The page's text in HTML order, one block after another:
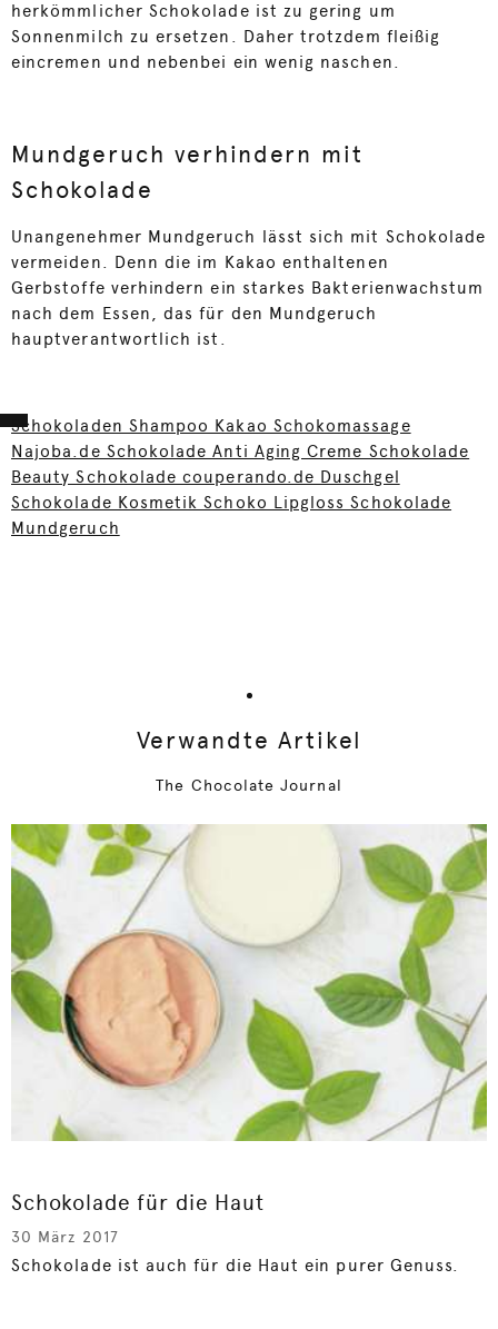
herkömmlicher Schokolade ist zu gering um
Sonnenmilch zu ersetzen. Daher trotzdem fleißig
eincremen und nebenbei ein wenig naschen.
Mundgeruch verhindern mit
Schokolade
Unangenehmer Mundgeruch lässt sich mit Schokolade
vermeiden. Denn die im Kakao enthaltenen
Gerbstoffe verhindern ein starkes Bakterienwachstum
nach dem Essen, das für den Mundgeruch
hauptverantwortlich ist.
Schokoladen Shampoo Kakao Schokomassage
Najoba.de Schokolade Anti Aging Creme Schokolade
Beauty Schokolade couperando.de Duschgel
Schokolade Kosmetik Schoko Lipgloss Schokolade
Mundgeruch
Verwandte Artikel
The Chocolate Journal
Schokolade für die Haut
30 März 2017
Schokolade ist auch für die Haut ein purer Genuss.